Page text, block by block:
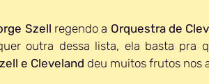
Szell regendo a Orquestra de
outra dessa lista, ela basta pra
e Cleveland deu muitos frutos nos